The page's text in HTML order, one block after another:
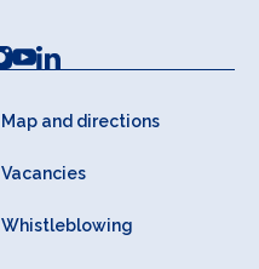
Map and directions
Vacancies
Whistleblowing